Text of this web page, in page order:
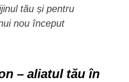
tău și pentru
nou început
– aliatul tău în